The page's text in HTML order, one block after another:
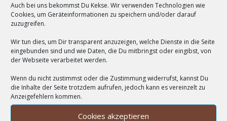
Auch bei uns bekommst Du Kekse. Wir verwenden Technologien wie
Cookies, um Geräteinformationen zu speichern und/oder darauf
zuzugreifen.
Wir tun dies, um Dir transparent anzuzeigen, welche Dienste in die Seite
eingebunden sind und wie Daten, die Du mitbringst oder eingibst, von
der Webseite verarbeitet werden.
Wenn du nicht zustimmst oder die Zustimmung widerrufst, kannst Du
die Inhalte der Seite trotzdem aufrufen, jedoch kann es vereinzelt zu
Anzeigefehlern kommen.
Cookies akzeptieren
Wortwolke
2-Spieler Abacusspiele Amigo SpieleAsmodee
Berichte CGE Days of Wonder
eggertspiele Eisenbahn Engine Erweiterung Escape Room
Expertenspiel Familienspiel Feuerland Hans
im GlückHeidelbergerHUCH!
KartenspielKennerspiel